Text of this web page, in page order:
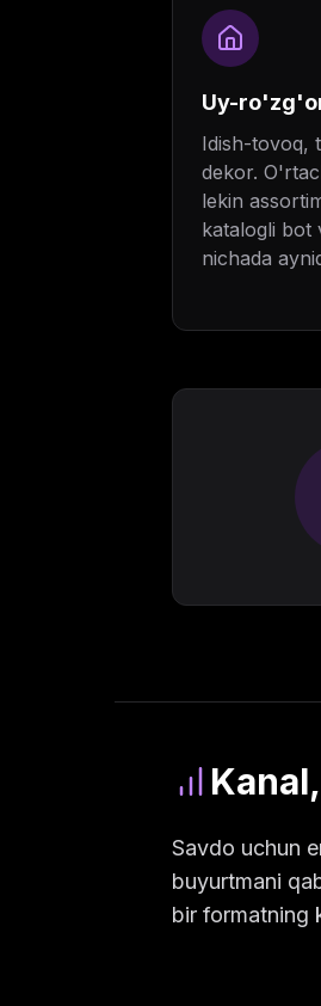
Uy-
Idish-tovoq,
dekor.
lekin
katalogli bot
nichada
Savdo uchun
buyurtmani
bir formatning